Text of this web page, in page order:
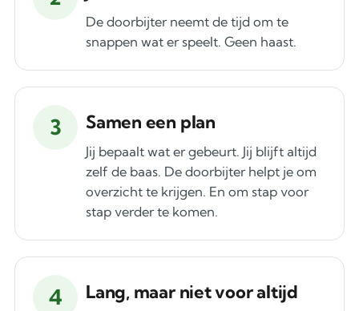
De doorbijter neemt de tijd om te
snappen wat er speelt. Geen haast.
3 Samen een plan
Jij bepaalt wat er gebeurt. Jij blijft altijd
zelf de baas. De doorbijter helpt je om
overzicht te krijgen. En om stap voor
stap verder te komen.
4 Lang, maar niet voor altijd